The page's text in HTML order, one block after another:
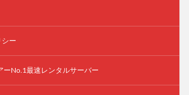
ー
ーNo.1最速レンタルサーバー